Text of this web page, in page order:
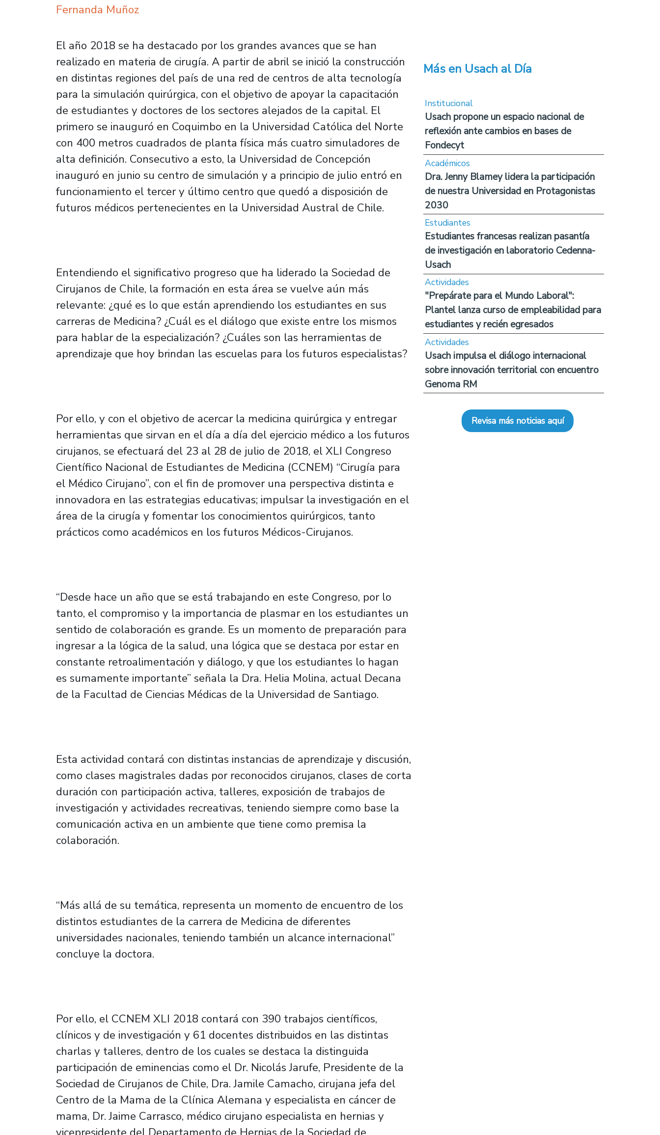
Fernanda Muñoz
El año 2018 se ha destacado por los grandes avances que se han
realizado en materia de cirugía. A partir de abril se inició la construcción
en distintas regiones del país de una red de centros de alta tecnología
para la simulación quirúrgica, con el objetivo de apoyar la capacitación
de estudiantes y doctores de los sectores alejados de la capital. El
primero se inauguró en Coquimbo en la Universidad Católica del Norte
con 400 metros cuadrados de planta física más cuatro simuladores de
alta definición. Consecutivo a esto, la Universidad de Concepción
inauguró en junio su centro de simulación y a principio de julio entró en
funcionamiento el tercer y último centro que quedó a disposición de
futuros médicos pertenecientes en la Universidad Austral de Chile.
Entendiendo el significativo progreso que ha liderado la Sociedad de
Cirujanos de Chile, la formación en esta área se vuelve aún más
relevante: ¿qué es lo que están aprendiendo los estudiantes en sus
carreras de Medicina? ¿Cuál es el diálogo que existe entre los mismos
para hablar de la especialización? ¿Cuáles son las herramientas de
aprendizaje que hoy brindan las escuelas para los futuros especialistas?
Por ello, y con el objetivo de acercar la medicina quirúrgica y entregar
herramientas que sirvan en el día a día del ejercicio médico a los futuros
cirujanos, se efectuará del 23 al 28 de julio de 2018, el XLI Congreso
Científico Nacional de Estudiantes de Medicina (CCNEM) “Cirugía para
el Médico Cirujano”, con el fin de promover una perspectiva distinta e
innovadora en las estrategias educativas; impulsar la investigación en el
área de la cirugía y fomentar los conocimientos quirúrgicos, tanto
prácticos como académicos en los futuros Médicos-Cirujanos.
“Desde hace un año que se está trabajando en este Congreso, por lo
tanto, el compromiso y la importancia de plasmar en los estudiantes un
sentido de colaboración es grande. Es un momento de preparación para
ingresar a la lógica de la salud, una lógica que se destaca por estar en
constante retroalimentación y diálogo, y que los estudiantes lo hagan
es sumamente importante” señala la Dra. Helia Molina, actual Decana
de la Facultad de Ciencias Médicas de la Universidad de Santiago.
Esta actividad contará con distintas instancias de aprendizaje y discusión,
como clases magistrales dadas por reconocidos cirujanos, clases de corta
duración con participación activa, talleres, exposición de trabajos de
investigación y actividades recreativas, teniendo siempre como base la
comunicación activa en un ambiente que tiene como premisa la
colaboración.
“Más allá de su temática, representa un momento de encuentro de los
distintos estudiantes de la carrera de Medicina de diferentes
universidades nacionales, teniendo también un alcance internacional”
concluye la doctora.
Por ello, el CCNEM XLI 2018 contará con 390 trabajos científicos,
clínicos y de investigación y 61 docentes distribuidos en las distintas
charlas y talleres, dentro de los cuales se destaca la distinguida
participación de eminencias como el Dr. Nicolás Jarufe, Presidente de la
Sociedad de Cirujanos de Chile, Dra. Jamile Camacho, cirujana jefa del
Centro de la Mama de la Clínica Alemana y especialista en cáncer de
mama, Dr. Jaime Carrasco, médico cirujano especialista en hernias y
Más en Usach al Día
Institucional
Usach propone un espacio nacional de
reflexión ante cambios en bases de
Fondecyt
Académicos
Dra. Jenny Blamey lidera la participación
de nuestra Universidad en Protagonistas
2030
Estudiantes
Estudiantes francesas realizan pasantía
de investigación en laboratorio Cedenna-
Usach
Actividades
"Prepárate para el Mundo Laboral":
Plantel lanza curso de empleabilidad para
estudiantes y recién egresados
Actividades
Usach impulsa el diálogo internacional
sobre innovación territorial con encuentro
Genoma RM
Revisa más noticias aquí